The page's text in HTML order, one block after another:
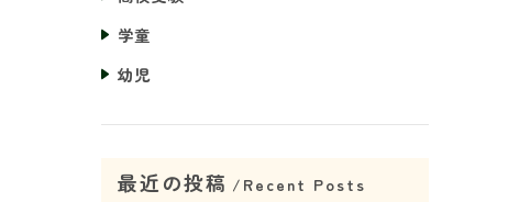
学童
幼児
最近の投稿 Recent Posts